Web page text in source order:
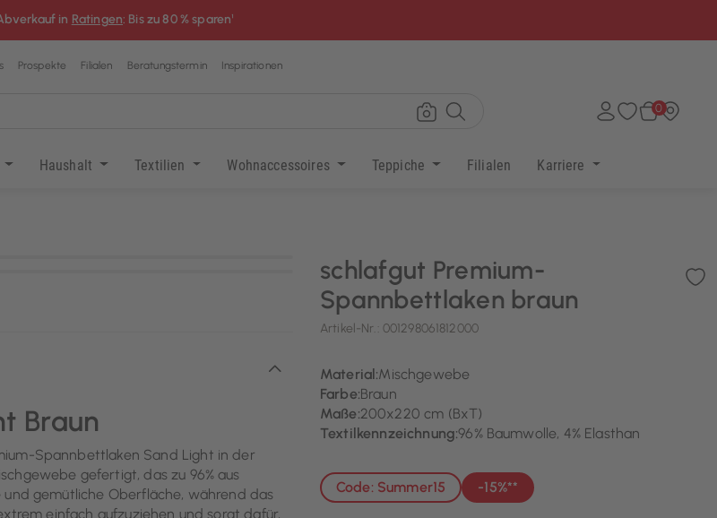
in Ratingen: Bis zu 80 % sparen¹
Prospekte Filialen Beratungstermin Inspirationen
0
Haushalt Textilien Wohnaccessoires Teppiche Filialen Karriere
Braun
Spannbettlaken Sand Light in der
gefertigt, das zu 96% aus
gemütliche Oberfläche, während das
einfach aufzuziehen und sorgt dafür,
schlafgut Premium-
Spannbettlaken braun
Artikel-Nr.: 001298061812000
Material:Mischgewebe
Farbe:Braun
Maße:200x220 cm (BxT)
Textilkennzeichnung:96% Baumwolle, 4% Elasthan
Code: Summer15 -15%**